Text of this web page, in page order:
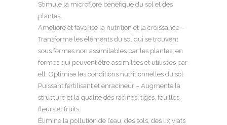
Stimule la microflore bénéfique du sol et des
plantes.
Améliore et favorise la nutrition et la croissance –
Transforme les éléments du sol qui se trouvent
sous formes non assimilables par les plantes, en
formes qui peuvent être assimilées et utilisées par
ell. Optimise les conditions nutritionnelles du sol
Puissant fertilisant et enracineur – Augmente la
structure et la qualité des racines, tiges, feuilles,
fleurs et fruits.
Élimine la pollution de l’eau, des sols, des lixiviats